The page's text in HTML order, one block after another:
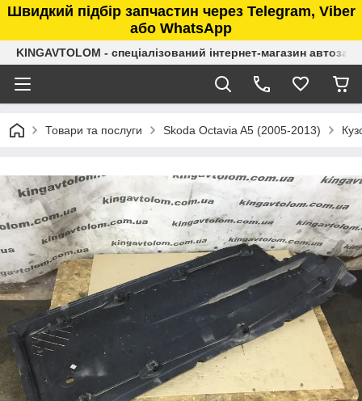
Швидкий підбір запчастин через Telegram, Viber
або WhatsApp
KINGAVTOLOM - спеціалізований інтернет-магазин
Товари та послуги Skoda Octavia A5 (2005-2013)